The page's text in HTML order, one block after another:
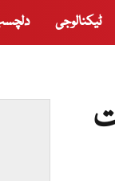
ٹیکنالوجی